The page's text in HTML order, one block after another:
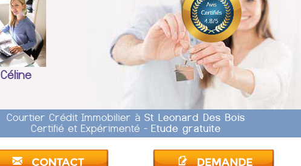
Céline
Courtier Crédit Immobilier àSt Leonard Des Bois
Certifié et Expérimenté -Etude gratuite
CONTACT
DEMANDE
150 000